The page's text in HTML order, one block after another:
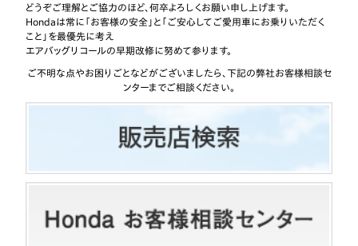
どうぞご理解とご協力のほど、何卒よろしくお願い申し上げます。
Hondaは常に「お客様の安全」と「ご安心してご愛用車にお乗りいただく
こと」を最優先に考え
エアバッグリコールの早期改修に努めて参ります。
ご不明な点やお困りごとなどがございましたら、下記の弊社お客様相談セ
ンターまでご相談ください。